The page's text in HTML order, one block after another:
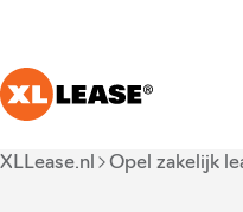
Je bent nu voorbij het
XLLease.nl Opel zakelijk